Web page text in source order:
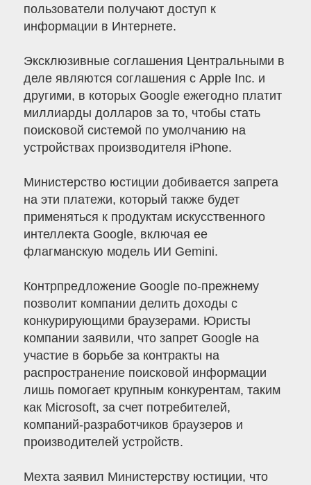
пользователи получают доступ к
информации в Интернете.
Эксклюзивные соглашения Центральными в
деле являются соглашения с Apple Inc. и
другими, в которых Google ежегодно платит
миллиарды долларов за то, чтобы стать
поисковой системой по умолчанию на
устройствах производителя iPhone.
Министерство юстиции добивается запрета
на эти платежи, который также будет
применяться к продуктам искусственного
интеллекта Google, включая ее
флагманскую модель ИИ Gemini.
Контрпредложение Google по-прежнему
позволит компании делить доходы с
конкурирующими браузерами. Юристы
компании заявили, что запрет Google на
участие в борьбе за контракты на
распространение поисковой информации
лишь помогает крупным конкурентам, таким
как Microsoft, за счет потребителей,
компаний-разработчиков браузеров и
производителей устройств.
Мехта заявил Министерству юстиции, что